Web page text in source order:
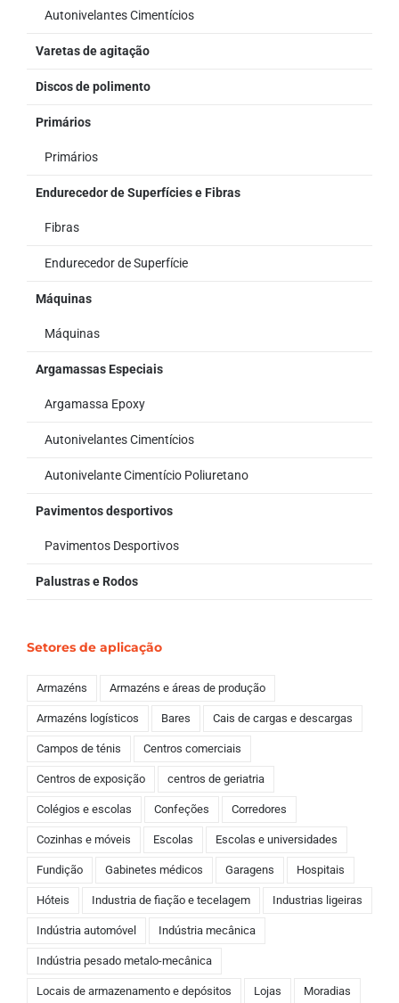
Autonivelantes Cimentícios
Varetas de agitação
Discos de polimento
Primários
Primários
Endurecedor de Superfícies e Fibras
Fibras
Endurecedor de Superfície
Máquinas
Máquinas
Argamassas Especiais
Argamassa Epoxy
Autonivelantes Cimentícios
Autonivelante Cimentício Poliuretano
Pavimentos desportivos
Pavimentos Desportivos
Palustras e Rodos
Setores de aplicação
Armazéns Armazéns e áreas de produção
Armazéns logísticos Bares Cais de cargas e descargas
Campos de ténis Centros comerciais
Centros de exposição centros de geriatria
Colégios e escolas Confeções Corredores
Cozinhas e móveis Escolas Escolas e universidades
Fundição Gabinetes médicos Garagens Hospitais
Hóteis Industria de fiação e tecelagem Industrias ligeiras
Indústria automóvel Indústria mecânica
Indústria pesado metalo-mecânica
Locais de armazenamento e depósitos Lojas Moradias